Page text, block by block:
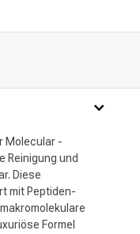
Molecular -
Reinigung und
Diese
mit Peptiden-
Formel